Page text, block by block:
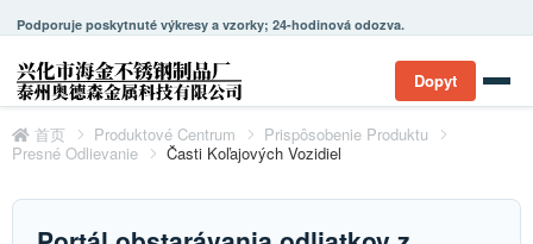
Podporuje poskytnuté výkresy a vzorky; 24-hodinová odozva.
Dopyt
首页 Produktové Centrum
Prispôsobenie Produktu
Presné Odlievanie
Časti Koľajových Vozidiel